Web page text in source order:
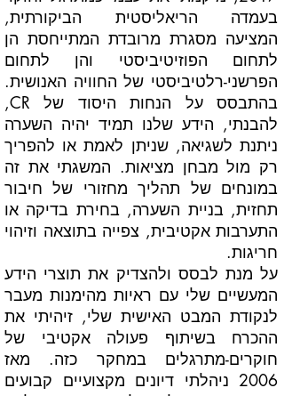
בעמדה הריאליסטית הביקורתית,
המציעה מסגרת מרובדת המתייחסת הן
לתחום הפוזיטיביסטי והן לתחום
הפרשני-רלטיביסטי של החוויה האנושית.
בהתבסס על הנחות היסוד של CR,
להבנתי, הידע שלנו תמיד יהיה השערה
ניתנת לשגיאה, שניתן לאמת או להפריך
רק מול מבחן מציאות. המשגתי את זה
במונחים של תהליך מחזורי של חיבור
תחזית, בניית השערה, בחירת בדיקה או
התערבות אקטיבית, צפייה בתוצאה וזיהוי
חריגות.
על מנת לבסס ולהצדיק את תוצרי הידע
המעשיים שלי עם ראיות מהימנות מעבר
לנקודת המבט האישית שלי, זיהיתי את
ההכרח בשיתוף פעולה אקטיבי של
חוקרים-מתרגלים במחקר כזה. מאז
2006 ניהלתי דיונים מקצועיים קבועים